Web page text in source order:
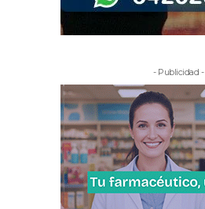
- Publicidad -